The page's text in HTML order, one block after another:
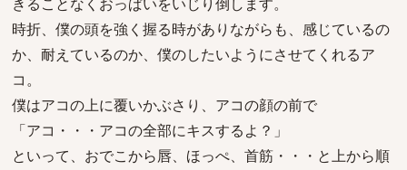
時折、僕の頭を強く握る時がありながらも、感じているの
か、耐えているのか、僕のしたいようにさせてくれるア
コ。
僕はアコの上に覆いかぶさり、アコの顔の前で
「アコ・・・アコの全部にキスするよ？」
といって、おでこから唇、ほっぺ、首筋・・・と上から順